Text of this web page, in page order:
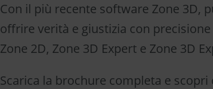
Con il più recente software Zone 3D,
offrire verità e giustizia con
Zone 2D, Zone 3D Expert e Zone 3D
Scarica la brochure completa e